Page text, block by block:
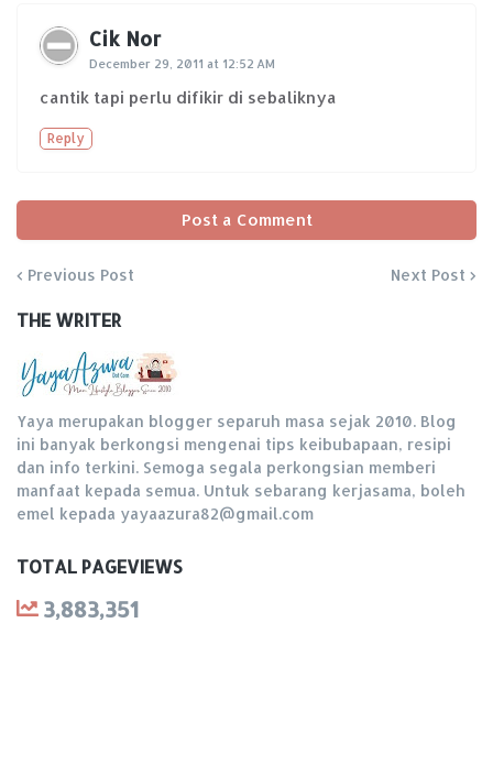
Cik Nor
December 29, 2011 at 12:52 AM
cantik tapi perlu difikir di sebaliknya
Reply
Post a Comment
Previous Post Next Post
THE WRITER
Yaya merupakan blogger separuh masa sejak 2010. Blog
ini banyak berkongsi mengenai tips keibubapaan, resipi
dan info terkini. Semoga segala perkongsian memberi
manfaat kepada semua. Untuk sebarang kerjasama, boleh
emel kepada yayaazura82@gmail.com
TOTAL PAGEVIEWS
3,883,351